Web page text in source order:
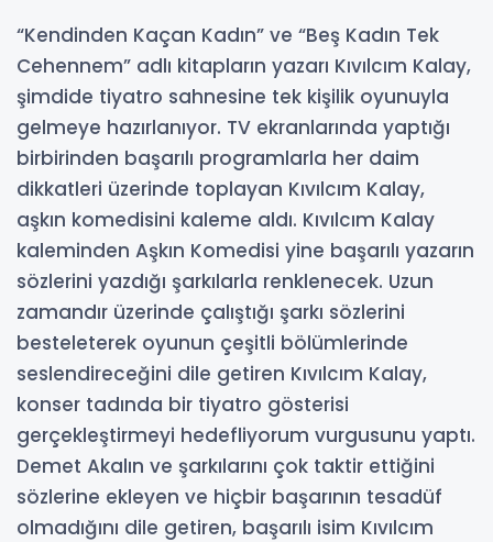
“Kendinden Kaçan Kadın” ve “Beş Kadın Tek
Cehennem” adlı kitapların yazarı Kıvılcım Kalay,
şimdide tiyatro sahnesine tek kişilik oyunuyla
gelmeye hazırlanıyor. TV ekranlarında yaptığı
birbirinden başarılı programlarla her daim
dikkatleri üzerinde toplayan Kıvılcım Kalay,
aşkın komedisini kaleme aldı. Kıvılcım Kalay
kaleminden Aşkın Komedisi yine başarılı yazarın
sözlerini yazdığı şarkılarla renklenecek. Uzun
zamandır üzerinde çalıştığı şarkı sözlerini
besteleterek oyunun çeşitli bölümlerinde
seslendireceğini dile getiren Kıvılcım Kalay,
konser tadında bir tiyatro gösterisi
gerçekleştirmeyi hedefliyorum vurgusunu yaptı.
Demet Akalın ve şarkılarını çok taktir ettiğini
sözlerine ekleyen ve hiçbir başarının tesadüf
olmadığını dile getiren, başarılı isim Kıvılcım